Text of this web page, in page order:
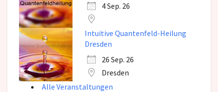
4 Sep. 26
Intuitive Quantenfeld-Heilung
Dresden
26 Sep. 26
Dresden
Alle Veranstaltungen